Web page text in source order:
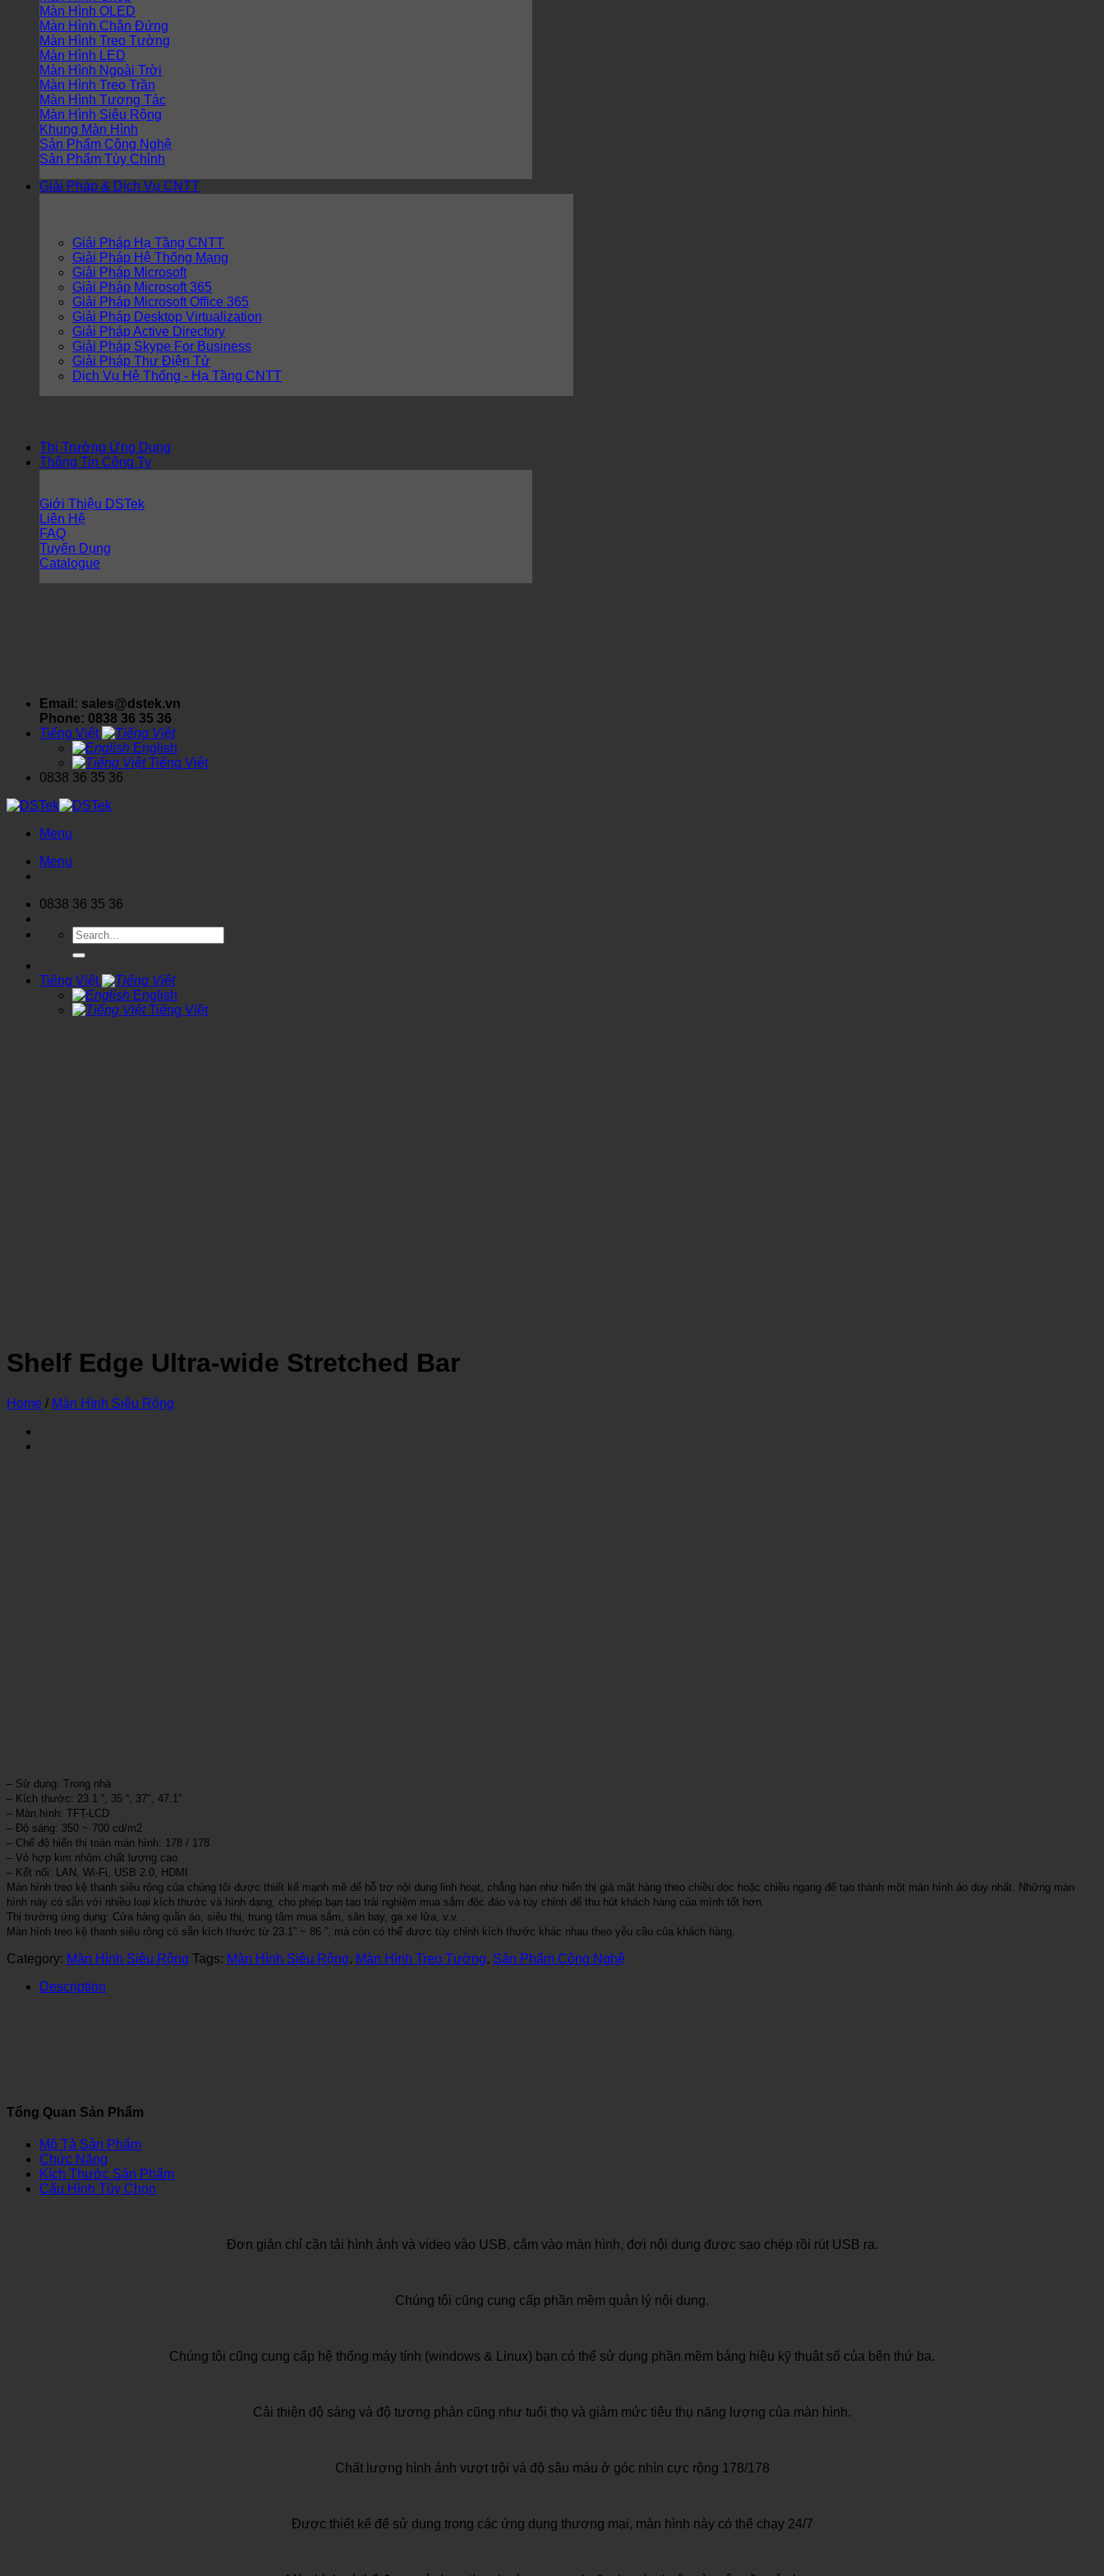
Màn Hình OLED
Màn Hình Chân Đứng
Màn Hình Treo Tường
Màn Hình LED
Màn Hình Ngoài Trời
Màn Hình Treo Trần
Màn Hình Tương Tác
Màn Hình Siêu Rộng
Khung Màn Hình
Sản Phẩm Công Nghệ
Sản Phẩm Tùy Chỉnh
Giải Pháp & Dịch Vụ CNTT
Giải Pháp Hạ Tầng CNTT
Giải Pháp Hệ Thống Mạng
Giải Pháp Microsoft
Giải Pháp Microsoft 365
Giải Pháp Microsoft Office 365
Giải Pháp Desktop Virtualization
Giải Pháp Active Directory
Giải Pháp Skype For Business
Giải Pháp Thư Điện Tử
Dịch Vụ Hệ Thống - Hạ Tầng CNTT
Thị Trường Ứng Dụng
Thông Tin Công Ty
Giới Thiệu DSTek
Liên Hệ
FAQ
Tuyển Dụng
Catalogue
Email: sales@dstek.vn
Phone: 0838 36 35 36
Tiếng Việt
English
Tiếng Việt
0838 36 35 36
Menu
Menu
0838 36 35 36
Search
for:
Tiếng Việt
English
Tiếng Việt
Shelf Edge Ultra-wide Stretched Bar
Home / Màn Hình Siêu Rộng
– Sử dụng: Trong nhà
– Kích thước: 23.1 “, 35 “, 37″, 47.1”
– Màn hình: TFT-LCD
– Độ sáng: 350 ~ 700 cd/m2
– Chế độ hiển thị toàn màn hình: 178 / 178
– Vỏ hợp kim nhôm chất lượng cao
– Kết nối: LAN, Wi-Fi, USB 2.0, HDMI
Màn hình treo kệ thanh siêu rộng của chúng tôi được thiết kế mạnh mẽ để hỗ trợ nội dung linh hoạt, chẳng hạn như hiển thị giá mặt hàng theo chiều dọc hoặc chiều ngang để tạo thành một màn hình ảo duy nhất. Những màn
hình này có sẵn với nhiều loại kích thước và hình dạng, cho phép bạn tạo trải nghiệm mua sắm độc đáo và tùy chỉnh để thu hút khách hàng của mình tốt hơn.
Thị trường ứng dụng: Cửa hàng quần áo, siêu thị, trung tâm mua sắm, sân bay, ga xe lửa, v.v. .
Màn hình treo kệ thanh siêu rộng có sẵn kích thước từ 23.1” ~ 86 ”, mà còn có thể được tùy chỉnh kích thước khác nhau theo yêu cầu của khách hàng.
Category: Màn Hình Siêu Rộng Tags: Màn Hình Siêu Rộng, Màn Hình Treo Tường, Sản Phẩm Công Nghệ
Description
Tổng Quan Sản Phẩm
Mô Tả Sản Phẩm
Chức Năng
Kích Thước Sản Phẩm
Cấu Hình Tùy Chọn
Đơn giản chỉ cần tải hình ảnh và video vào USB, cắm vào màn hình, đợi nội dung được sao chép rồi rút USB ra.
Chúng tôi cũng cung cấp phần mềm quản lý nội dung.
Chúng tôi cũng cung cấp hệ thống máy tính (windows & Linux) bạn có thể sử dụng phần mềm bảng hiệu kỹ thuật số của bên thứ ba.
Cải thiện độ sáng và độ tương phản cũng như tuổi thọ và giảm mức tiêu thụ năng lượng của màn hình.
Chất lượng hình ảnh vượt trội và độ sâu màu ở góc nhìn cực rộng 178/178
Được thiết kế để sử dụng trong các ứng dụng thương mại, màn hình này có thể chạy 24/7